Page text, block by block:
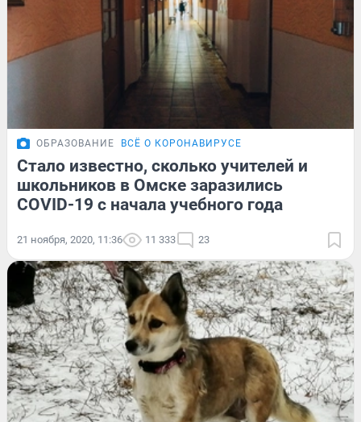
ОБРАЗОВАНИЕ ВСЁ О КОРОНАВИРУСЕ
Стало известно, сколько учителей и
школьников в Омске заразились
COVID-19 с начала учебного года
21 ноября, 2020, 11:36 11 333 23